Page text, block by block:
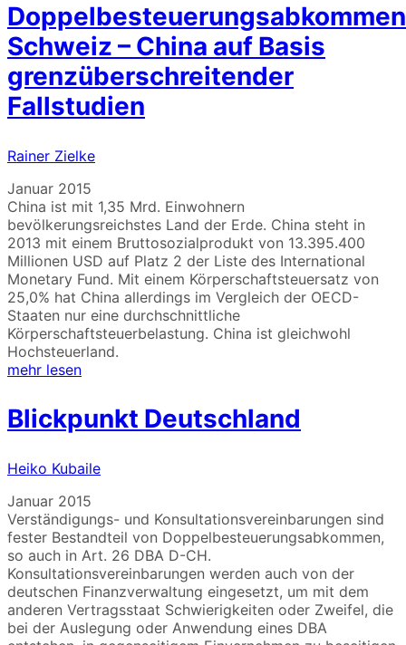
Doppelbesteuerungsabkommen
Schweiz – China auf Basis
grenzüberschreitender
Fallstudien
Rainer Zielke
Januar 2015
China ist mit 1,35 Mrd. Einwohnern
bevölkerungsreichstes Land der Erde. China steht in
2013 mit einem Bruttosozialprodukt von 13.395.400
Millionen USD auf Platz 2 der Liste des International
Monetary Fund. Mit einem Körperschaftsteuersatz von
25,0% hat China allerdings im Vergleich der OECD-
Staaten nur eine durchschnittliche
Körperschaftsteuerbelastung. China ist gleichwohl
Hochsteuerland.
mehr lesen
Blickpunkt Deutschland
Heiko Kubaile
Januar 2015
Verständigungs- und Konsultationsvereinbarungen sind
fester Bestandteil von Doppelbesteuerungsabkommen,
so auch in Art. 26 DBA D-CH.
Konsultationsvereinbarungen werden auch von der
deutschen Finanzverwaltung eingesetzt, um mit dem
anderen Vertragsstaat Schwierigkeiten oder Zweifel, die
bei der Auslegung oder Anwendung eines DBA